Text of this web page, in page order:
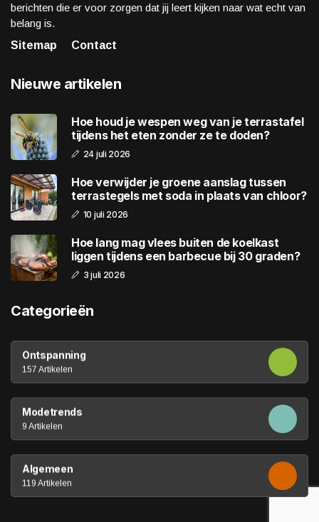
berichten die er voor zorgen dat jij leert kijken naar wat echt van
belang is.
Sitemap
Contact
Nieuwe artikelen
Hoe houd je wespen weg van je terrastafel
tijdens het eten zonder ze te doden?
24 juli 2026
Hoe verwijder je groene aanslag tussen
terrastegels met soda in plaats van chloor?
10 juli 2026
Hoe lang mag vlees buiten de koelkast
liggen tijdens een barbecue bij 30 graden?
3 juli 2026
Categorieën
Ontspanning
157 Artikelen
Modetrends
9 Artikelen
Algemeen
119 Artikelen